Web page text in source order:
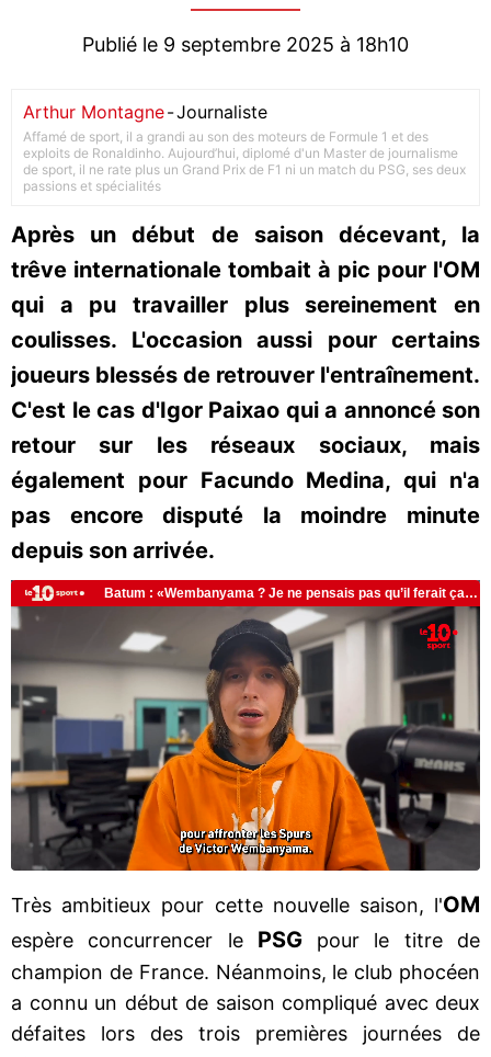
Publié le 9 septembre 2025 à 18h10
Arthur Montagne-Journaliste
Affamé de sport, il a grandi au son des moteurs de Formule 1 et des
exploits de Ronaldinho. Aujourd’hui, diplomé d'un Master de journalisme
de sport, il ne rate plus un Grand Prix de F1 ni un match du PSG, ses deux
passions et spécialités
Après un début de saison décevant, la
trêve internationale tombait à pic pour l'OM
qui a pu travailler plus sereinement en
coulisses. L'occasion aussi pour certains
joueurs blessés de retrouver l'entraînement.
C'est le cas d'Igor Paixao qui a annoncé son
retour sur les réseaux sociaux, mais
également pour Facundo Medina, qui n'a
pas encore disputé la moindre minute
depuis son arrivée.
Très ambitieux pour cette nouvelle saison, l'OM
espère concurrencer le PSG
pour le titre de
champion de France. Néanmoins, le club phocéen
a connu un début de saison compliqué avec deux
défaites lors des trois premières journées de